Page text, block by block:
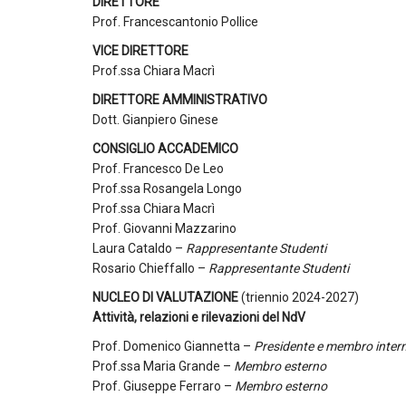
Prof. Francescantonio Pollice
VICE DIRETTORE
Prof.ssa Chiara Macrì
DIRETTORE AMMINISTRATIVO
Dott. Gianpiero Ginese
CONSIGLIO ACCADEMICO
Prof. Francesco De Leo
Prof.ssa Rosangela Longo
Prof.ssa Chiara Macrì
Prof. Giovanni Mazzarino
Laura Cataldo – Rappresentante Studenti
Rosario Chieffallo – Rappresentante Studenti
NUCLEO DI VALUTAZIONE(triennio 2024-2027)
Attività, relazioni e rilevazioni del NdV
Prof. Domenico Giannetta – Presidente e membro
Prof.ssa Maria Grande – Membro esterno
Prof. Giuseppe Ferraro – Membro esterno